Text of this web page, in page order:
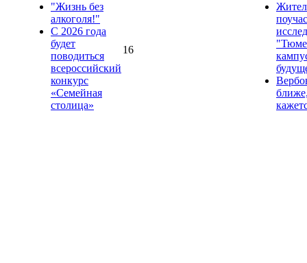
"Жизнь без
алкоголя!"
С 2026 года
будет
поводиться
всероссийский
конкурс
«Семейная
столица»
16